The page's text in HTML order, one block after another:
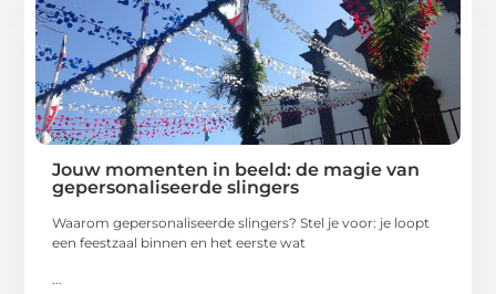
Jouw momenten in beeld: de magie van
gepersonaliseerde slingers
Waarom gepersonaliseerde slingers? Stel je voor: je loopt
een feestzaal binnen en het eerste wat